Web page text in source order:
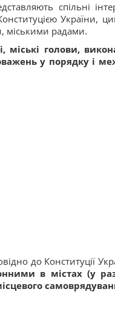
спільні
України,
міськими радами.
міські голови,
у порядку і
до Конституції
в містах (у